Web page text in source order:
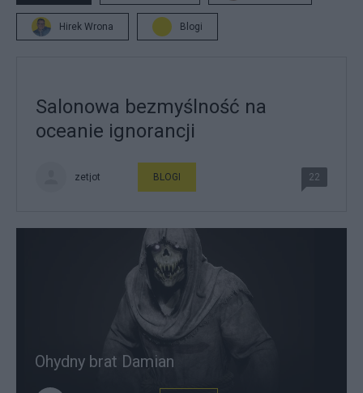
Hirek Wrona Blogi
Salonowa bezmyślność na
oceanie ignorancji
zetjot BLOGI 22
Ohydny brat Damian